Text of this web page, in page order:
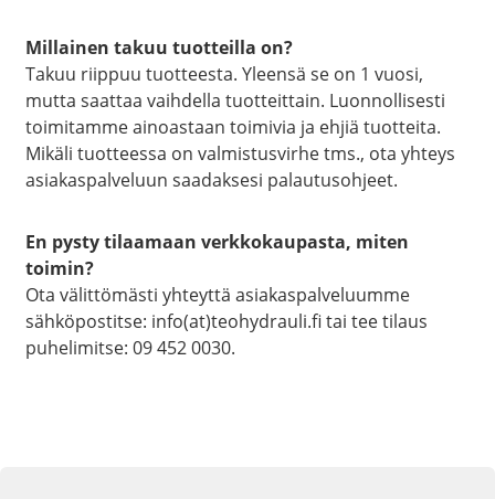
Millainen takuu tuotteilla on?
Takuu riippuu tuotteesta. Yleensä se on 1 vuosi,
mutta saattaa vaihdella tuotteittain. Luonnollisesti
toimitamme ainoastaan toimivia ja ehjiä tuotteita.
Mikäli tuotteessa on valmistusvirhe tms., ota yhteys
asiakaspalveluun saadaksesi palautusohjeet.
En pysty tilaamaan verkkokaupasta, miten
toimin?
Ota välittömästi yhteyttä asiakaspalveluumme
sähköpostitse: info(at)teohydrauli.fi tai tee tilaus
puhelimitse: 09 452 0030.